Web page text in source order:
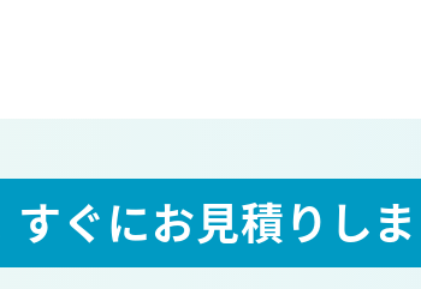
すぐにお見積りし